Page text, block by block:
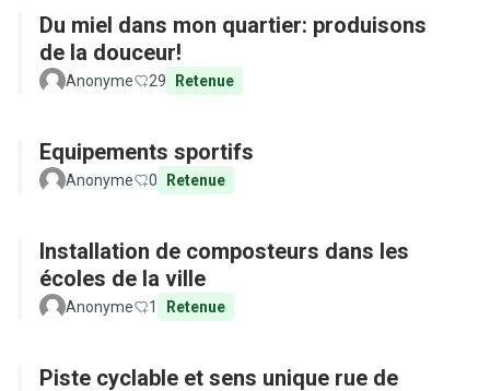
Du miel dans mon quartier: produisons
de la douceur!
Anonyme 29 Retenue
Equipements sportifs
Anonyme 0 Retenue
Installation de composteurs dans les
écoles de la ville
Anonyme 1 Retenue
Piste cyclable et sens unique rue de